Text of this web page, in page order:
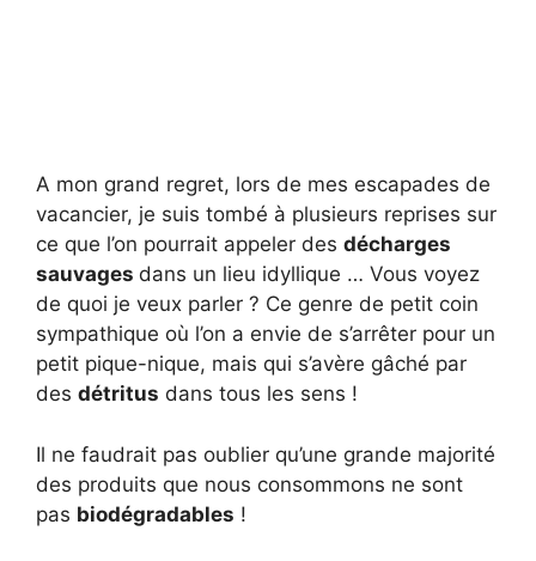
A mon grand regret, lors de mes escapades de
vacancier, je suis tombé à plusieurs reprises sur
ce que l’on pourrait appeler des décharges
sauvages dans un lieu idyllique … Vous voyez
de quoi je veux parler ? Ce genre de petit coin
sympathique où l’on a envie de s’arrêter pour un
petit pique-nique, mais qui s’avère gâché par
des détritus dans tous les sens !
Il ne faudrait pas oublier qu’une grande majorité
des produits que nous consommons ne sont
pas biodégradables !